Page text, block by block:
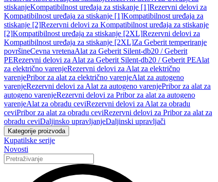
stiskanjeKompatibilnost uređaja za stiskanje [1]Rezervni delovi za
Kompatibilnost uređaja za stiskanje [1]Kompatibilnost uređaja za
stiskanje [2]Rezervni delovi za Kompatibilnost uređaja za stiskanje
[2]Kompatibilnost uređaja za stiskanje [2XL]Rezervni delovi za
Kompatibilnost uređaja za stiskanje [2XL]Za Geberit temperiranje
površineCevna vretenaAlat za Geberit Silent-db20 / Geberit
PERezervni delovi za Alat za Geberit Silent-db20 / Geberit PEAlat
za električno varenjeRezervni delovi za Alat za električno
varenjePribor za alat za električno varenjeAlat za autogeno
varenjeRezervni delovi za Alat za autogeno varenjePribor za alat za
autogeno varenjeRezervni delovi za Pribor za alat za autogeno
varenjeAlat za obradu ceviRezervni delovi za Alat za obradu
ceviPribor za alat za obradu ceviRezervni delovi za Pribor za alat za
obradu ceviDaljinsko upravljanjeDaljinski upravljači
Kategorije proizvoda
Kupatilske serije
Novosti